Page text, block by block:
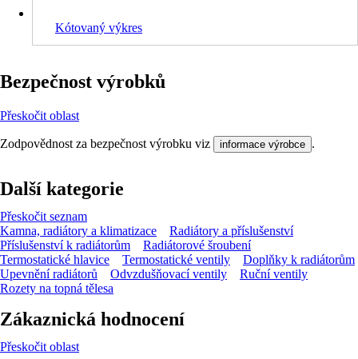
Kótovaný výkres
Bezpečnost výrobků
Přeskočit oblast
Zodpovědnost za bezpečnost výrobku viz informace výrobce .
Další kategorie
Přeskočit seznam
Kamna, radiátory a klimatizace
Radiátory a příslušenství
Příslušenství k radiátorům
Radiátorové šroubení
Termostatické hlavice
Termostatické ventily
Doplňky k radiátorům
Upevnění radiátorů
Odvzdušňovací ventily
Ruční ventily
Rozety na topná tělesa
Zákaznická hodnocení
Přeskočit oblast